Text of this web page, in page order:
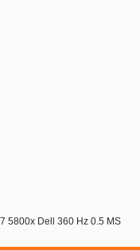
5800x Dell 360 Hz 0.5 MS